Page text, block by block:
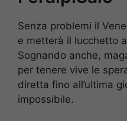
Senza problemi il
e metterà il lucchetto
Sognando anche,
per tenere vive le
diretta fino all’ultima
impossibile.